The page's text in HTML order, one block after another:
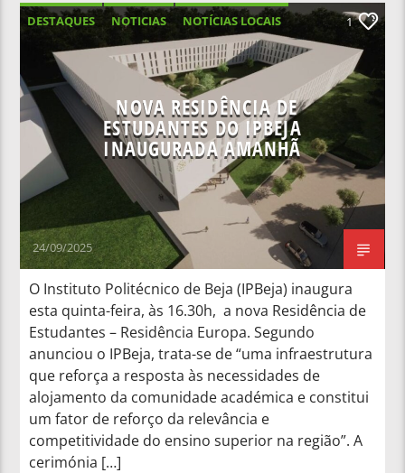
DESTAQUES NOTICIAS
NOTÍCIAS LOCAIS
NOTÍCIAS NACIONAIS
1
NOVA RESIDÊNCIA DE
ESTUDANTES DO IPBEJA
INAUGURADA AMANHÃ
24/09/2025
O Instituto Politécnico de Beja (IPBeja) inaugura
esta quinta-feira, às 16.30h, a nova Residência de
Estudantes – Residência Europa. Segundo
anunciou o IPBeja, trata-se de “uma infraestrutura
que reforça a resposta às necessidades de
alojamento da comunidade académica e constitui
um fator de reforço da relevância e
competitividade do ensino superior na região”. A
cerimónia […]